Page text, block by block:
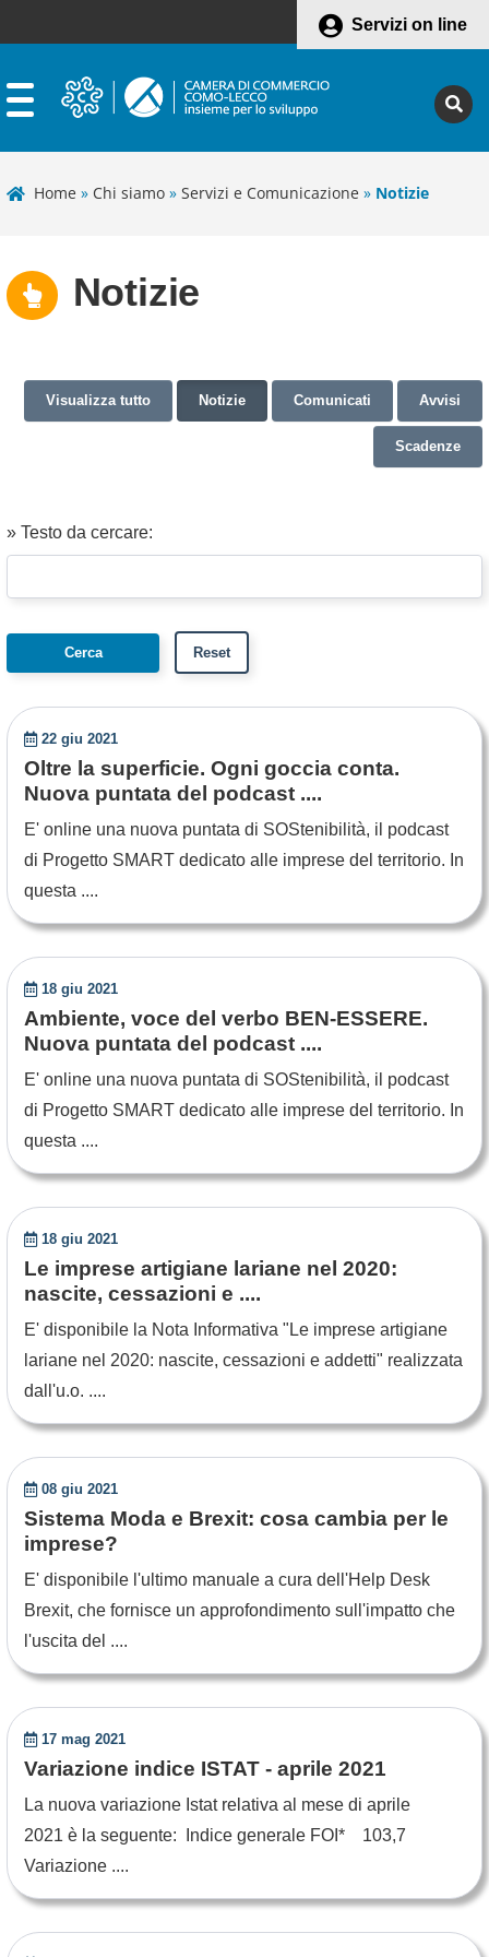
Servizi on line
Home » Chi siamo » Servizi e Comunicazione » Notizie
Notizie
Visualizza tutto Notizie Comunicati Avvisi
Scadenze
» Testo da cercare:
22 giu 2021
Oltre la superficie. Ogni goccia conta.
Nuova puntata del podcast ....
E' online una nuova puntata di SOStenibilità, il podcast
di Progetto SMART dedicato alle imprese del territorio. In
questa ....
18 giu 2021
Ambiente, voce del verbo BEN-ESSERE.
Nuova puntata del podcast ....
E' online una nuova puntata di SOStenibilità, il podcast
di Progetto SMART dedicato alle imprese del territorio. In
questa ....
18 giu 2021
Le imprese artigiane lariane nel 2020:
nascite, cessazioni e ....
E' disponibile la Nota Informativa "Le imprese artigiane
lariane nel 2020: nascite, cessazioni e addetti" realizzata
dall'u.o. ....
08 giu 2021
Sistema Moda e Brexit: cosa cambia per le
imprese?
E' disponibile l'ultimo manuale a cura dell'Help Desk
Brexit, che fornisce un approfondimento sull'impatto che
l'uscita del ....
17 mag 2021
Variazione indice ISTAT - aprile 2021
La nuova variazione Istat relativa al mese di aprile
2021 è la seguente: Indice generale FOI* 103,7
Variazione ....